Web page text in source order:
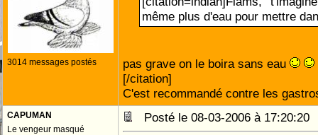
3014 messages postés
même plus d'eau pour mettre
pas grave on le boira sans eau
[/citation]
C'est recommandé contre les
CAPUMAN
Le vengeur masqué
Posté le 08-03-2006 à